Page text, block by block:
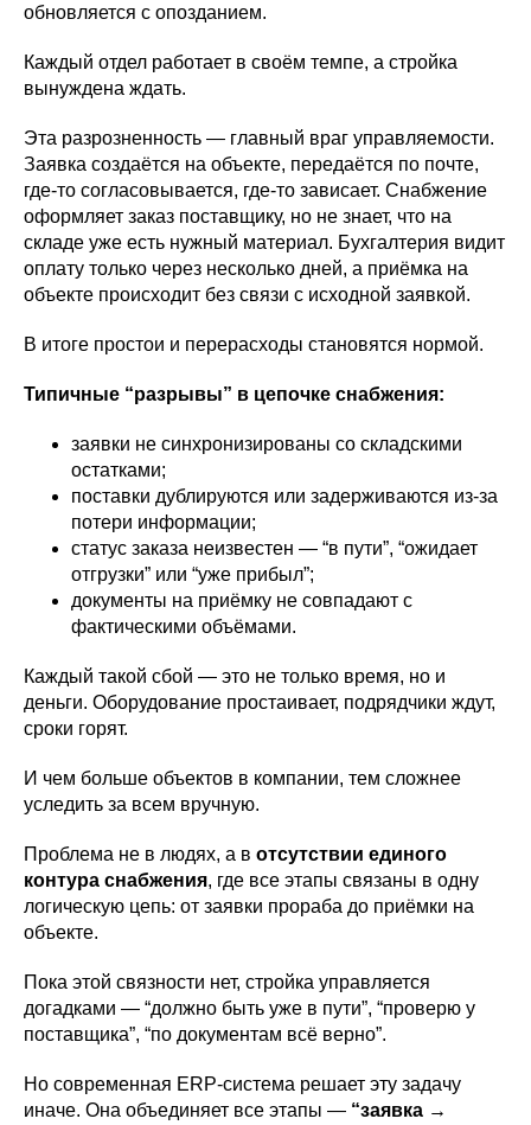
обновляется с опозданием.
Каждый отдел работает в своём темпе, а стройка
вынуждена ждать.
Эта разрозненность — главный враг управляемости.
Заявка создаётся на объекте, передаётся по почте,
где-то согласовывается, где-то зависает. Снабжение
оформляет заказ поставщику, но не знает, что на
складе уже есть нужный материал. Бухгалтерия видит
оплату только через несколько дней, а приёмка на
объекте происходит без связи с исходной заявкой.
В итоге простои и перерасходы становятся нормой.
Типичные “разрывы” в цепочке снабжения:
заявки не синхронизированы со складскими
остатками;
поставки дублируются или задерживаются из-за
потери информации;
статус заказа неизвестен — “в пути”, “ожидает
отгрузки” или “уже прибыл”;
документы на приёмку не совпадают с
фактическими объёмами.
Каждый такой сбой — это не только время, но и
деньги. Оборудование простаивает, подрядчики ждут,
сроки горят.
И чем больше объектов в компании, тем сложнее
уследить за всем вручную.
Проблема не в людях, а в отсутствии единого
контура снабжения, где все этапы связаны в одну
логическую цепь: от заявки прораба до приёмки на
объекте.
Пока этой связности нет, стройка управляется
догадками — “должно быть уже в пути”, “проверю у
поставщика”, “по документам всё верно”.
Но современная ERP-система решает эту задачу
иначе. Она объединяет все этапы — “заявка →